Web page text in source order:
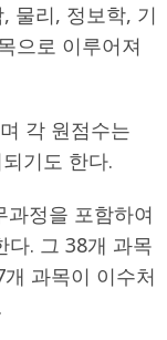
물리, 정보학, 기
으로 이루어져
각 원점수는
기도 한다.
정을 포함하여
다. 그 38개 과목
과목이 이수처